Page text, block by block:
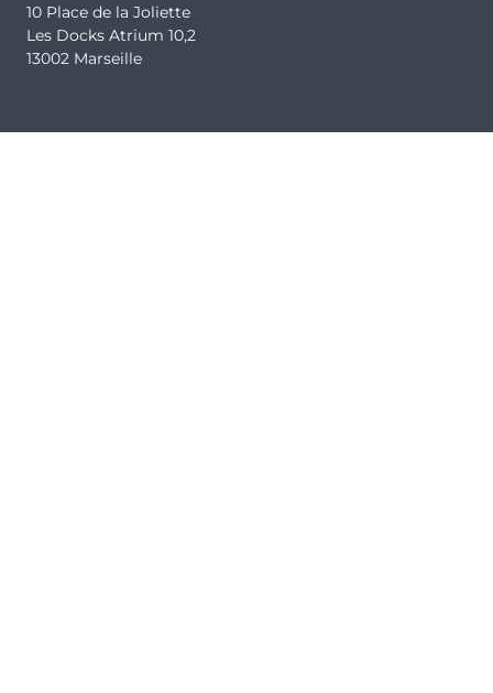
10 Place de la Joliette
Les Docks Atrium 10,2
13002 Marseille